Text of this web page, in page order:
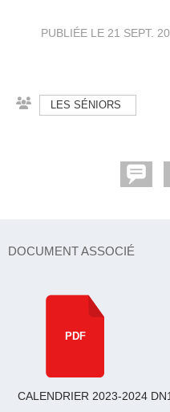
PUBLIÉE LE 21 SEPT.
LES SÉNIORS
DOCUMENT ASSOCIÉ
PDF
CALENDRIER 2023-2024